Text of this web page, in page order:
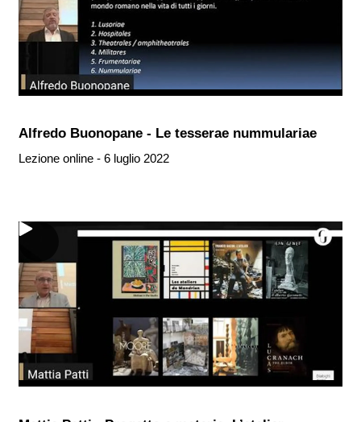
Alfredo Buonopane - Le tesserae nummulariae
Lezione online - 6 luglio 2022